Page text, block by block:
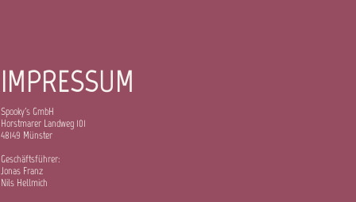
IMPRESSUM
Spooky's GmbH
Horstmarer Landweg 101
48149 Münster
Geschäftsführer:
Jonas Franz
Nils Hellmich